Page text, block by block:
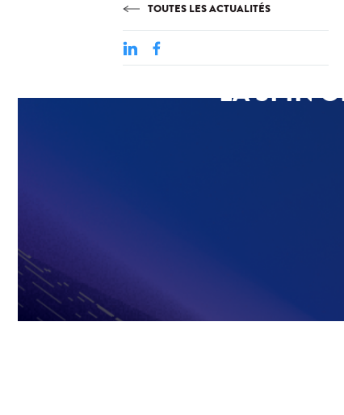
TOUTES LES ACTUALITÉS
LA SPIN